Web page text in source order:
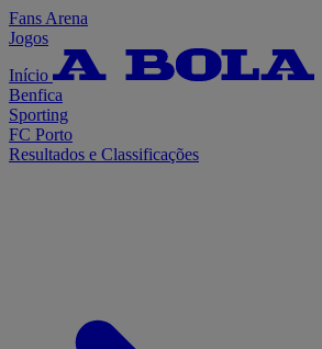
Fans Arena
Jogos
Início
Benfica
Sporting
FC Porto
Resultados e Classificações